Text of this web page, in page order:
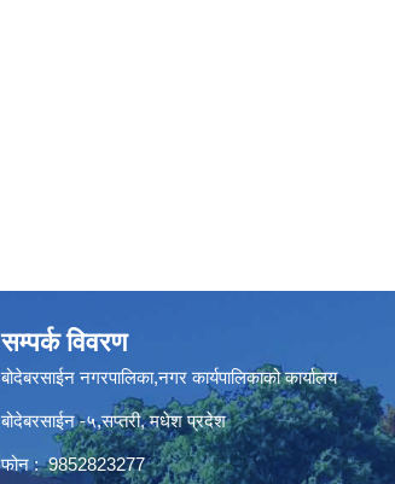
सम्पर्क विवरण
बोदेबरसाईन नगरपालिका,नगर कार्यपालिकाको कार्यालय
बोदेबरसाईन -५,सप्तरी, मधेश प्रदेश
फोन : 9852823277